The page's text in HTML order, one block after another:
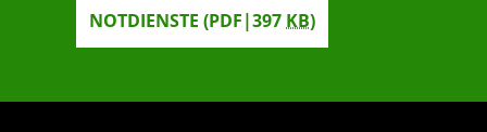
NOTDIENSTE (PDF|397KB)